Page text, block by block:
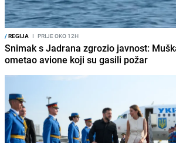
/REGIJA I PRIJE OKO 12H
Snimak s Jadrana zgrozio javnost:
ometao avione koji su gasili požar